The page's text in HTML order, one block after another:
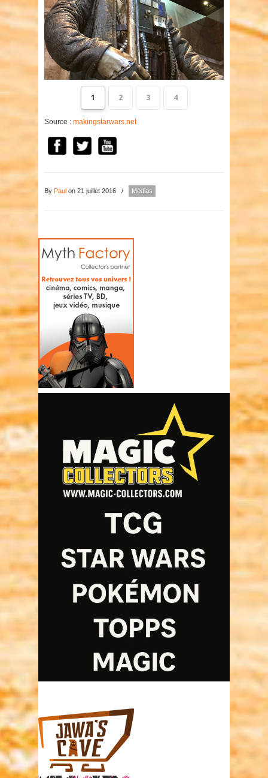
1 2 3 4
Source : makingstarwars.net
By Paul on 21 juillet 2016 / Médias